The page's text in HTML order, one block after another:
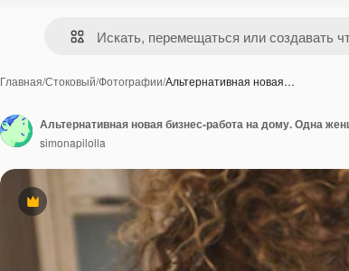
Главная/Стоковый/Фотографии/Альтернативная новая…
Премиум
simonapilolla